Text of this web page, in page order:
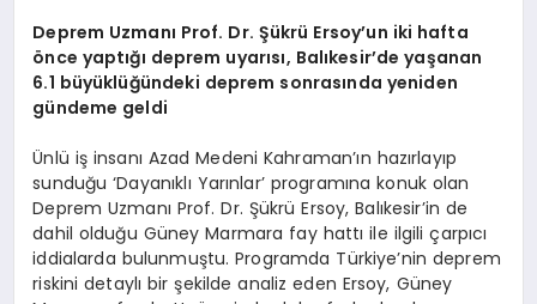
Deprem Uzmanı Prof. Dr. Şükrü Ersoy’un iki hafta
önce yaptığı deprem uyarısı, Balıkesir’de yaşanan
6.1 büyüklüğündeki deprem sonrasında yeniden
gündeme geldi
Ünlü iş insanı Azad Medeni Kahraman’ın hazırlayıp
sunduğu ‘Dayanıklı Yarınlar’ programına konuk olan
Deprem Uzmanı Prof. Dr. Şükrü Ersoy, Balıkesir’in de
dahil olduğu Güney Marmara fay hattı ile ilgili çarpıcı
iddialarda bulunmuştu. Programda Türkiye’nin deprem
riskini detaylı bir şekilde analiz eden Ersoy, Güney